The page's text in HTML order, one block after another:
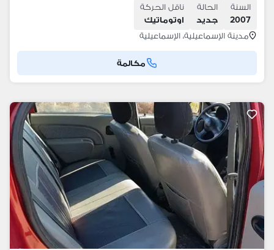
السنة
2007
الحالة
جديد
ناقل الحركة
اوتوماتيك
مدينة الإسماعيلية، الإسماعيلية
مكالمة